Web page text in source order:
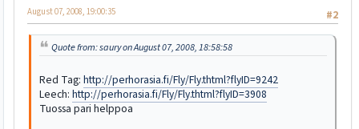
#2
August 07, 2008, 19:00:35
Quote from: saury on August 07, 2008, 18:58:58
Red Tag: http://perhorasia.fi/Fly/Fly.thtml?flyID=9242
Leech: http://perhorasia.fi/Fly/Fly.thtml?flyID=3908
Tuossa pari helppoa